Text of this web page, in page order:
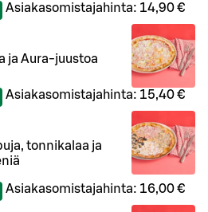
Asiakasomistajahinta: 14,90 €
ja Aura-juustoa
Asiakasomistajahinta: 15,40 €
tonnikalaa ja
Asiakasomistajahinta: 16,00 €